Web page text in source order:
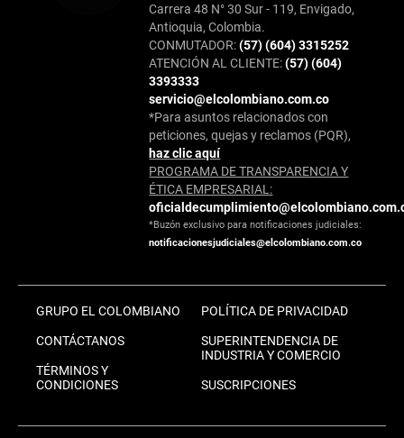
Carrera 48 N° 30 Sur - 119, Envigado,
Antioquia, Colombia.
CONMUTADOR:(57) (604) 3315252
ATENCIÓN AL CLIENTE:(57) (604)
3393333
servicio@elcolombiano.com.co
*Para asuntos relacionados con
peticiones, quejas y reclamos (PQR),
haz clic aquí
PROGRAMA DE TRANSPARENCIA Y
ÉTICA EMPRESARIAL:
*Buzón exclusivo para notificaciones judiciales:
notificacionesjudiciales@elcolombiano.com.co
GRUPO EL COLOMBIANO
CONTÁCTANOS
TÉRMINOS Y
CONDICIONES
POLÍTICA DE PRIVACIDAD
SUPERINTENDENCIA DE
INDUSTRIA Y COMERCIO
SUSCRIPCIONES